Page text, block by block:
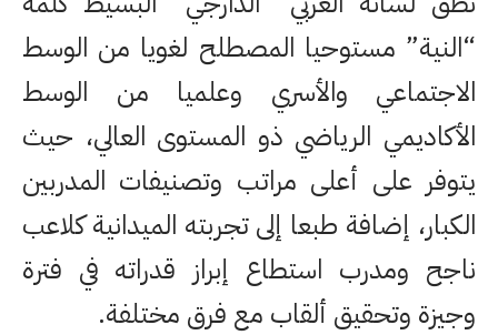
“النية” مستوحيا المصطلح لغويا من الوسط
الاجتماعي والأسري وعلميا من الوسط
الأكاديمي الرياضي ذو المستوى العالي، حيث
يتوفر على أعلى مراتب وتصنيفات المدربين
الكبار، إضافة طبعا إلى تجربته الميدانية كلاعب
ناجح ومدرب استطاع إبراز قدراته في فترة
وجيزة وتحقيق ألقاب مع فرق مختلفة.